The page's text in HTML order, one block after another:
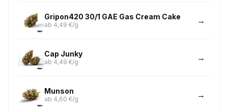
Gripon420 30/1 GAE Gas Cream Cake
ab 4,49 €/g
Cap Junky
ab 4,49 €/g
Munson
ab 4,60 €/g